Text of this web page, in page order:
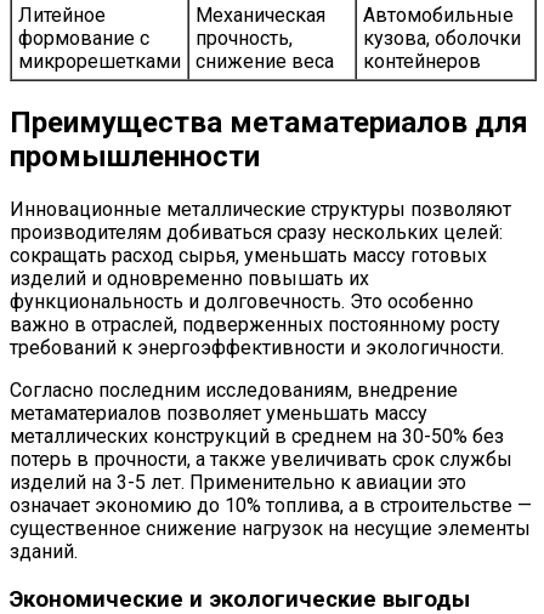
Литейное
формование с
микрорешетками
Механическая
прочность,
снижение веса
Автомобильные
кузова, оболочки
контейнеров
Преимущества метаматериалов для
промышленности
Инновационные металлические структуры позволяют
производителям добиваться сразу нескольких целей:
сокращать расход сырья, уменьшать массу готовых
изделий и одновременно повышать их
функциональность и долговечность. Это особенно
важно в отраслей, подверженных постоянному росту
требований к энергоэффективности и экологичности.
Согласно последним исследованиям, внедрение
метаматериалов позволяет уменьшать массу
металлических конструкций в среднем на 30-50% без
потерь в прочности, а также увеличивать срок службы
изделий на 3-5 лет. Применительно к авиации это
означает экономию до 10% топлива, а в строительстве —
существенное снижение нагрузок на несущие элементы
зданий.
Экономические и экологические выгоды